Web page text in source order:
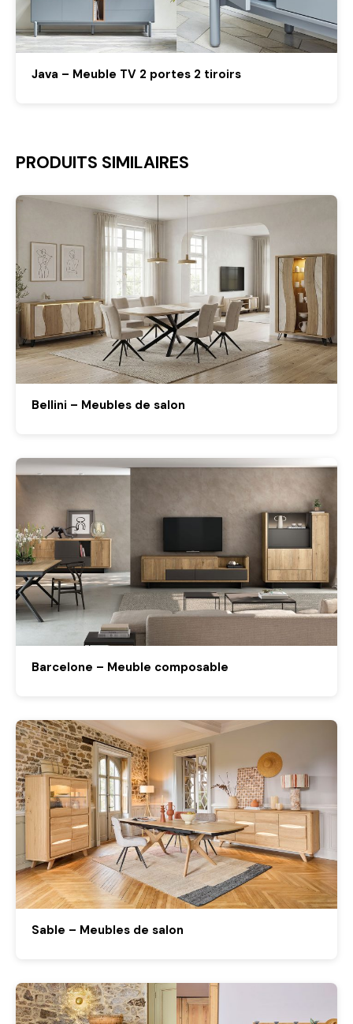
Java – Meuble TV 2 portes 2 tiroirs
PRODUITS SIMILAIRES
Bellini – Meubles de salon
Barcelone – Meuble composable
Sable – Meubles de salon